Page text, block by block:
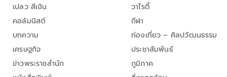
เปลว สีเงิน
คอลัมนิสต์
บทความ
เศรษฐกิจ
ข่าวพระราชสำนัก
วาไรตี้
กีฬา
ท่องเที่ยว – ศิลปวัฒนธรรม
ประชาสัมพันธ์
ภูมิภาค